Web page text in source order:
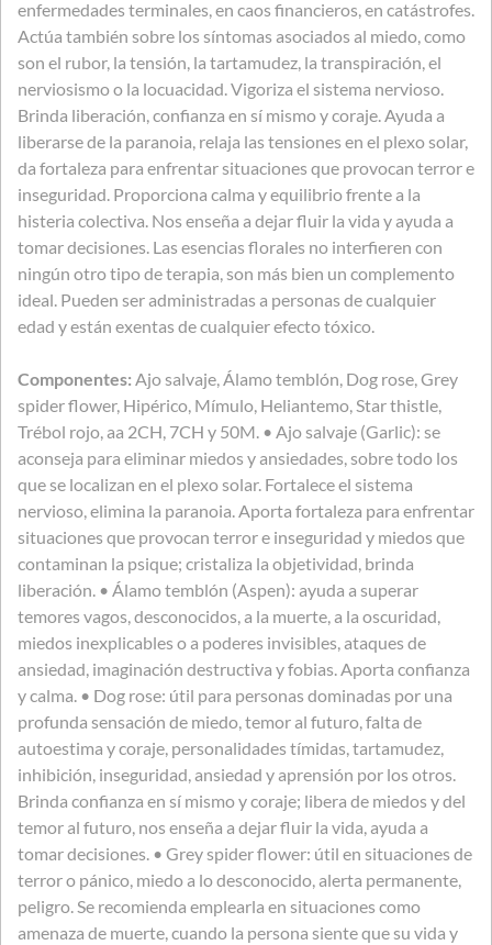
enfermedades terminales, en caos financieros, en catástrofes.
Actúa también sobre los síntomas asociados al miedo, como
son el rubor, la tensión, la tartamudez, la transpiración, el
nerviosismo o la locuacidad. Vigoriza el sistema nervioso.
Brinda liberación, confianza en sí mismo y coraje. Ayuda a
liberarse de la paranoia, relaja las tensiones en el plexo solar,
da fortaleza para enfrentar situaciones que provocan terror e
inseguridad. Proporciona calma y equilibrio frente a la
histeria colectiva. Nos enseña a dejar fluir la vida y ayuda a
tomar decisiones. Las esencias florales no interfieren con
ningún otro tipo de terapia, son más bien un complemento
ideal. Pueden ser administradas a personas de cualquier
edad y están exentas de cualquier efecto tóxico.
Componentes: Ajo salvaje, Álamo temblón, Dog rose, Grey
spider flower, Hipérico, Mímulo, Heliantemo, Star thistle,
Trébol rojo, aa 2CH, 7CH y 50M. • Ajo salvaje (Garlic): se
aconseja para eliminar miedos y ansiedades, sobre todo los
que se localizan en el plexo solar. Fortalece el sistema
nervioso, elimina la paranoia. Aporta fortaleza para enfrentar
situaciones que provocan terror e inseguridad y miedos que
contaminan la psique; cristaliza la objetividad, brinda
liberación. • Álamo temblón (Aspen): ayuda a superar
temores vagos, desconocidos, a la muerte, a la oscuridad,
miedos inexplicables o a poderes invisibles, ataques de
ansiedad, imaginación destructiva y fobias. Aporta confianza
y calma. • Dog rose: útil para personas dominadas por una
profunda sensación de miedo, temor al futuro, falta de
autoestima y coraje, personalidades tímidas, tartamudez,
inhibición, inseguridad, ansiedad y aprensión por los otros.
Brinda confianza en sí mismo y coraje; libera de miedos y del
temor al futuro, nos enseña a dejar fluir la vida, ayuda a
tomar decisiones. • Grey spider flower: útil en situaciones de
terror o pánico, miedo a lo desconocido, alerta permanente,
peligro. Se recomienda emplearla en situaciones como
amenaza de muerte, cuando la persona siente que su vida y